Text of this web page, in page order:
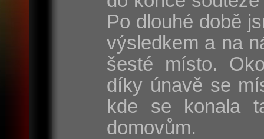
Po dlouhé době
výsledkem a na
šesté místo.
díky únavě se
kde se konala
domovům.